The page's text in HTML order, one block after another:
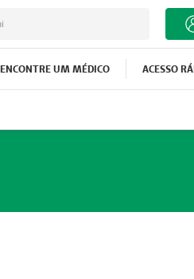
ENCONTRE UM MÉDICO ACESSO